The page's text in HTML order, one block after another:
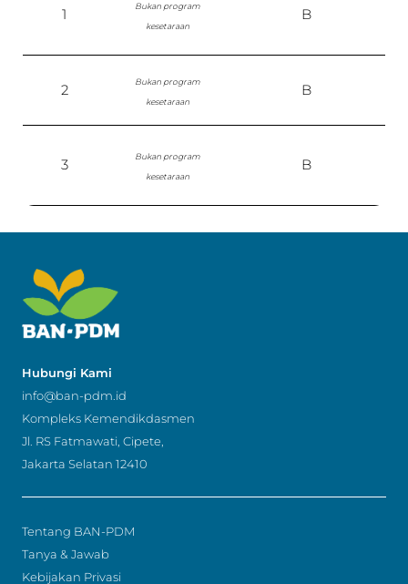
1
Bukan program
kesetaraan
B
2
Bukan program
kesetaraan
B
3
Bukan program
kesetaraan
B
Hubungi Kami
info@ban-pdm.id
Kompleks Kemendikdasmen
Jl. RS Fatmawati, Cipete,
Jakarta Selatan 12410
Tentang BAN-PDM
Tanya & Jawab
Kebijakan Privasi